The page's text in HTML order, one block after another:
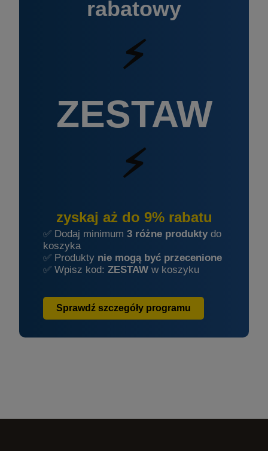
rabatowy
⚡
ZESTAW
⚡
zyskaj aż do 9% rabatu
✅ Dodaj minimum 3 różne produkty do
koszyka
✅ Produkty nie mogą być przecenione
✅ Wpisz kod: ZESTAW w koszyku
Sprawdź szczegóły programu